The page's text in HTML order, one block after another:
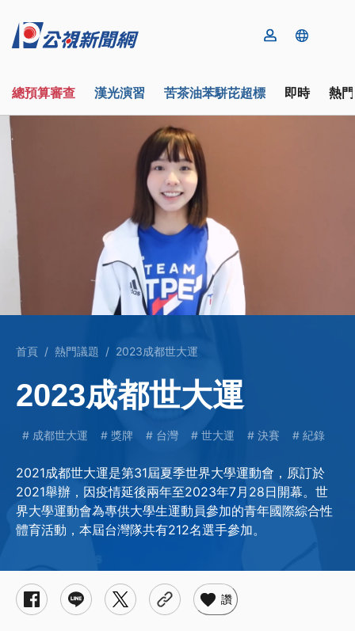
總預算審查 漢光演習 苦茶油苯駢芘超標 即時 熱
首頁 熱門議題 2023成都世大運
2023成都世大運
成都世大運 獎牌 台灣 世大運 決賽 紀錄
2021成都世大運是第31屆夏季世界大學運動會，原訂於
2021舉辦，因疫情延後兩年至2023年7月28日開幕。世
界大學運動會為專供大學生運動員參加的青年國際綜合性
體育活動，本屆台灣隊共有212名選手參加。
讚